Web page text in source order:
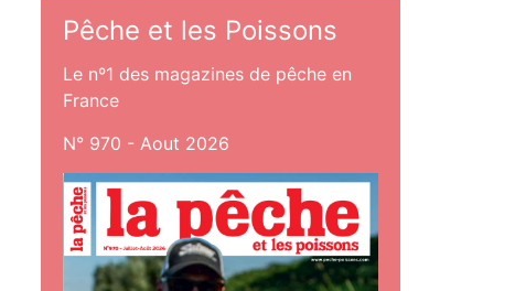
Pêche et les Poissons
Le nº1 des magazines de pêche en
France
N° 970 - Aout 2026